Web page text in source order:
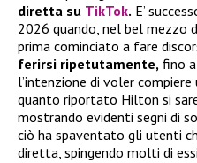
diretta su TikTok. E’
2026 quando, nel bel
prima cominciato a fare
ferirsi ripetutamente, fino
l’intenzione di voler
quanto riportato Hilton si
mostrando evidenti segni di
ciò ha spaventato gli utenti
diretta, spingendo molti di